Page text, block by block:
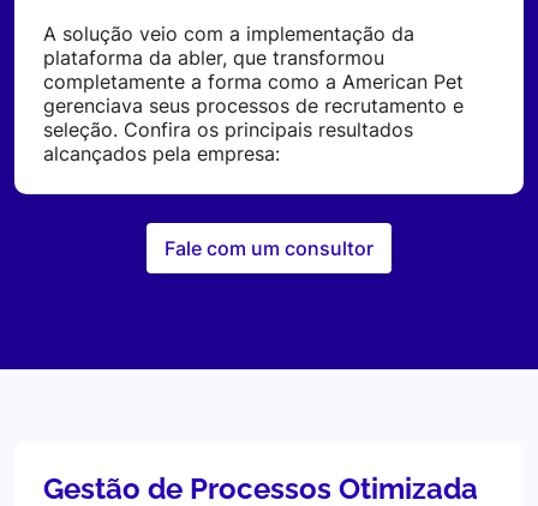
A solução veio com a implementação da
plataforma da abler, que transformou
completamente a forma como a American Pet
gerenciava seus processos de recrutamento e
seleção. Confira os principais resultados
alcançados pela empresa:
Fale com um consultor
Gestão de Processos Otimizada